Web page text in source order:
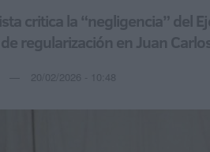
critica la “negligencia” del
regularización en Juan
20/02/2026 - 10:48